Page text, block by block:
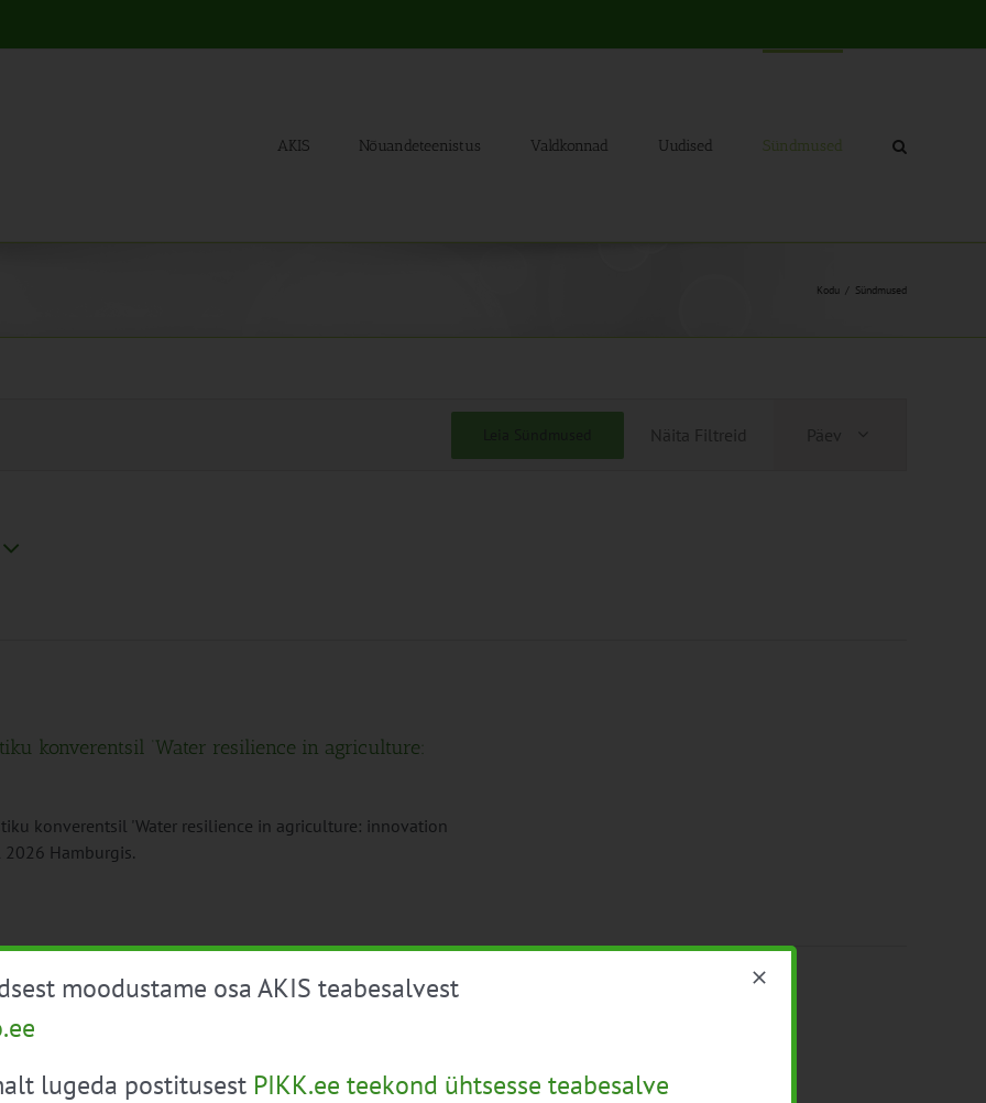
AKIS Nõuandeteenistus Valdkonnad Uudised Sündmused
Kodu Sündmused
Näita Filtreid
Views
Päev
konverentsil ‘Water resilience in agriculture:
konverentsil 'Water resilience in agriculture: innovation
2026 Hamburgis.
moodustame osa AKIS teabesalvest
lugeda postitusest PIKK.ee teekond ühtsesse teabesalve